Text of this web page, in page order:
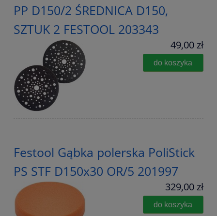
PP D150/2 ŚREDNICA D150,
SZTUK 2 FESTOOL 203343
49,00 zł
do koszyka
Festool Gąbka polerska PoliStick
PS STF D150x30 OR/5 201997
329,00 zł
do koszyka